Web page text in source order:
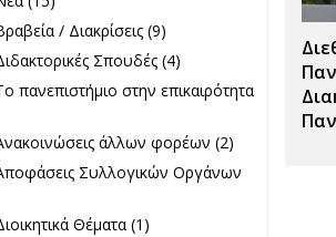
Βραβεία / Διακρίσεις filter
/ Διακρίσεις (9)
Διακρίσεις
filter
Διδακτορικές Σπουδές filter
Σπουδές (4)
Σπουδές
Το πανεπιστήμιο στην
filter
πανεπιστήμιο στην επικαιρότητα
filter
Ανακοινώσεις άλλων φορέων
άλλων φορέων (2)
άλλων
Αποφάσεις Συλλογικών
filter
Συλλογικών Οργάνων
filter
Διοικητικά Θέματα filter
Θέματα (1)